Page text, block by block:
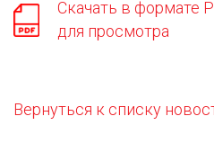
Скачать в формате
для просмотра
Вернуться к списку